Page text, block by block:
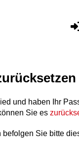
und haben Ihr
Sie es
befolgen Sie bitte